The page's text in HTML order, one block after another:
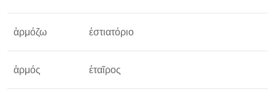
ἁρμόζω ἑστιατόριο
ἁρμός ἑταῖρος